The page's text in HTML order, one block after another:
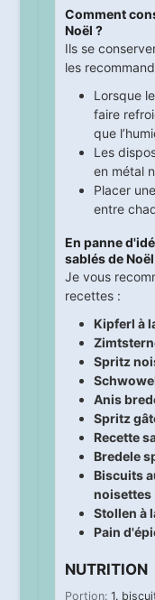
Comment
Noël ?
Ils se
les
Lorsque
faire
que
Les
en métal
Placer
entre
En panne
sablés de
Je vous
recettes :
Kipferl à
Spritz
Anis
Spritz
Recette
Bredele
Biscuits
noisettes
Stollen à
Pain
NUTRITION
Portion: 1.